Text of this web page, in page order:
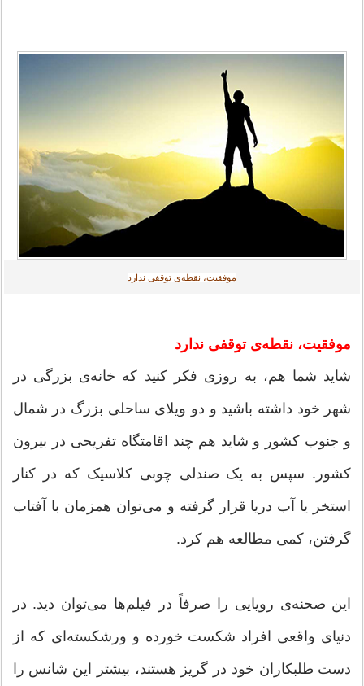
موفقیت، نقطه‌ی توقفی ندارد‎
موفقیت، نقطه‌ی توقفی ندارد
شاید شما هم، به روزی فکر کنید که خانه‌ی بزرگی در
شهر خود داشته باشید و دو ویلای ساحلی بزرگ در شمال
و جنوب کشور و شاید هم چند اقامتگاه تفریحی در بیرون
کشور. سپس به یک صندلی چوبی کلاسیک که در کنار
استخر یا آب دریا قرار گرفته و می‌توان همزمان با آفتاب
گرفتن، کمی مطالعه هم کرد.
این صحنه‌ی رویایی را صرفاً در فیلم‌ها می‌توان دید. در
دنیای واقعی افراد شکست خورده و ورشکسته‌ای که از
دست طلبکاران خود در گریز هستند، بیشتر این شانس را